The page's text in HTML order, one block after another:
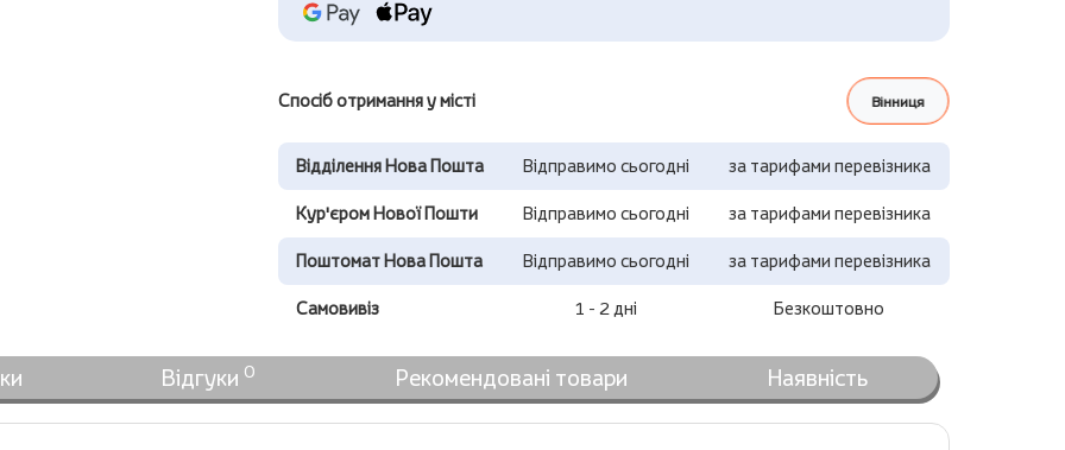
Спосіб отримання у місті Вінниця
Відділення Нова Пошта Відправимо сьогодні за тарифами перевізника
Кур'єром Нової Пошти Відправимо сьогодні за тарифами перевізника
Поштомат Нова Пошта Відправимо сьогодні за тарифами перевізника
Самовивіз 1 - 2 дні Безкоштовно
Відгуки 0 Рекомендовані товари Наявність